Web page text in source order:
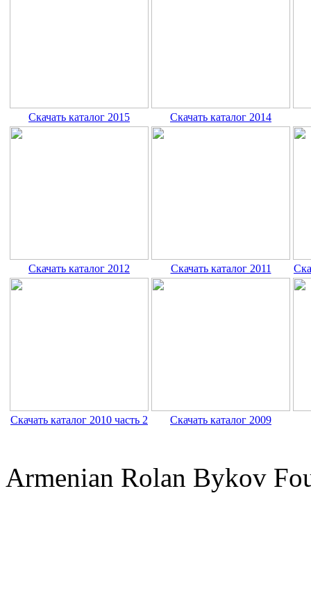
Скачать каталог 2015 Скачать каталог 2014
Скачать каталог 2012 Скачать каталог 2011
Скачать каталог 2010 часть 2 Скачать каталог 2009
Armenian Rolan Bykov